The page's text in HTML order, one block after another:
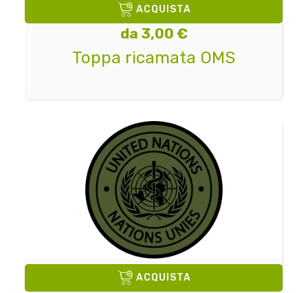
ACQUISTA
da 3,00 €
Toppa ricamata OMS
ACQUISTA